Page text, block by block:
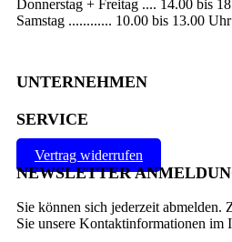
Donnerstag + Freitag .... 14.00 bis
Samstag ............ 10.00 bis 13.00 Uhr
UNTERNEHMEN
SERVICE
Vertrag widerrufen
NEWSLETTER
Sie können sich jederzeit abmelden.
Sie unsere Kontaktinformationen im